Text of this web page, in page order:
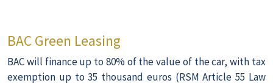
BAC Green Leasing
BAC will finance up to 80% of the value of the car, with tax
exemption up to 35 thousand euros (RSM Article 55 Law